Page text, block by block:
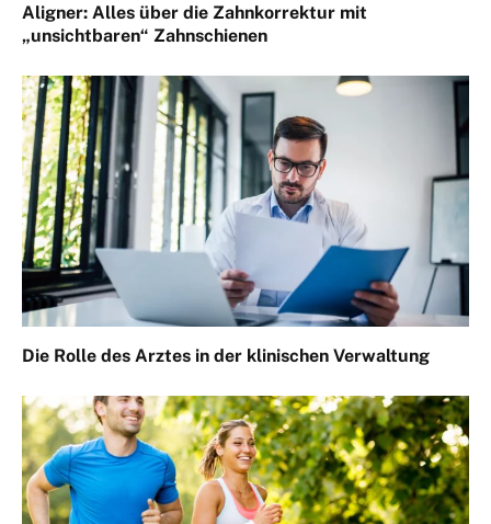
Aligner: Alles über die Zahnkorrektur mit
„unsichtbaren“ Zahnschienen
Die Rolle des Arztes in der klinischen Verwaltung